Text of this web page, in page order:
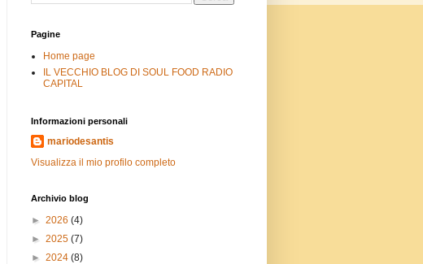
Pagine
Home page
IL VECCHIO BLOG DI SOUL FOOD RADIO
CAPITAL
Informazioni personali
mariodesantis
Visualizza il mio profilo completo
Archivio blog
► 2026 (4)
► 2025 (7)
► 2024 (8)